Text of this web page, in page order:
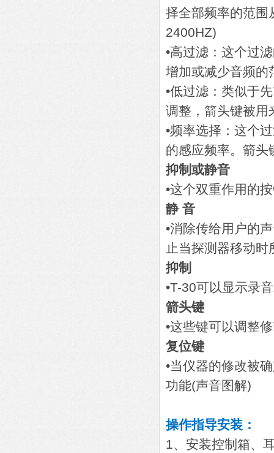
择全部频率的范围
2400HZ)
•高过滤：这个过
增加或减少音频的
•低过滤：类似于
调整，箭头键被用
•频率选择：这个
的感应频率。箭头
抑制或静音
•这个双重作用的
静 音
•消除传给用户的
止当探测器移动时
抑制
•T-30可以显示录
箭头键
•这些键可以调整
复位键
•当仪器的修改被
功能(声音图解)
操作指导安装：
1、安装控制箱、